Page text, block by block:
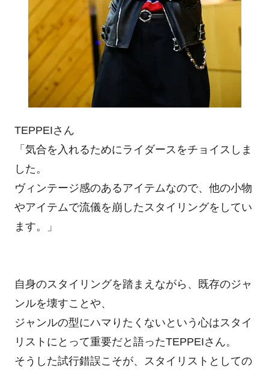
TEPPEIさん
「気合を入れるためにライダースをチョイスしま
した。
ヴィンテージ感のあるアイテムなので、他の小物
やアイテムで流儀を崩したスタイリングをしてい
ます。」
自身のスタイリングを踏まえながら、既存のジャ
ンルを壊すことや、
ジャンルの型にハマりたくないという心はスタイ
リストにとって重要だと語ったTEPPEIさん。
そうした試行錯誤こそが、スタイリストとしての